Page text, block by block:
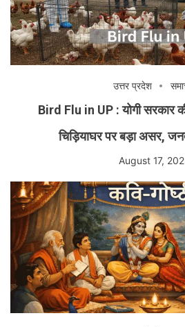
उत्तर प्रदेश
Bird Flu in UP : योगी सरकार
चिड़ियाघर पर बड़ा असर,
August 17,